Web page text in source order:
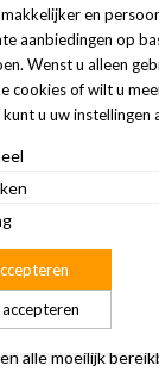
is een
bodemreiniger.
en twee
een
worden. De
van de
Dankzij de
alle moeilijk
en
aanbiedingen op
Wenst u alleen
cookies of wilt u
u uw instellingen